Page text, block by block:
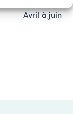
Avril à juin